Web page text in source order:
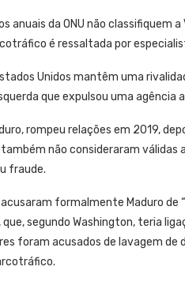
anuais da ONU não
é ressaltada por
Unidos mantêm uma
que expulsou uma agência
rompeu relações em 2019,
também não consideraram
fraude.
acusaram formalmente Maduro
que, segundo Washington, teria
foram acusados ​​de lavagem de